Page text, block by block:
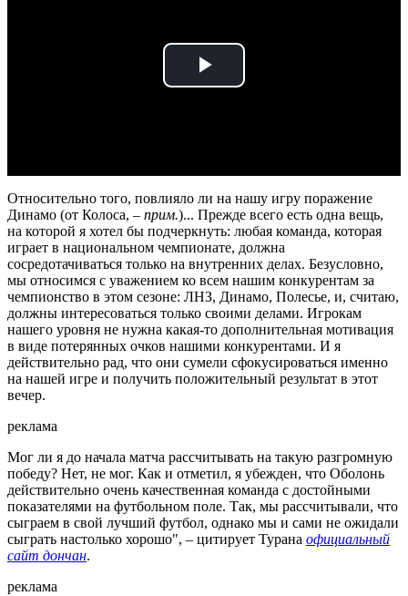
Play
Относительно того, повлияло ли на нашу игру поражение
Динамо (от Колоса, – прим.)... Прежде всего есть одна вещь,
на которой я хотел бы подчеркнуть: любая команда, которая
играет в национальном чемпионате, должна
сосредотачиваться только на внутренних делах. Безусловно,
мы относимся с уважением ко всем нашим конкурентам за
чемпионство в этом сезоне: ЛНЗ, Динамо, Полесье, и, считаю,
должны интересоваться только своими делами. Игрокам
нашего уровня не нужна какая-то дополнительная мотивация
в виде потерянных очков нашими конкурентами. И я
действительно рад, что они сумели сфокусироваться именно
на нашей игре и получить положительный результат в этот
вечер.
реклама
Мог ли я до начала матча рассчитывать на такую разгромную
победу? Нет, не мог. Как и отметил, я убежден, что Оболонь
действительно очень качественная команда с достойными
показателями на футбольном поле. Так, мы рассчитывали, что
сыграем в свой лучший футбол, однако мы и сами не ожидали
сыграть настолько хорошо", – цитирует Турана официальный
сайт дончан.
реклама